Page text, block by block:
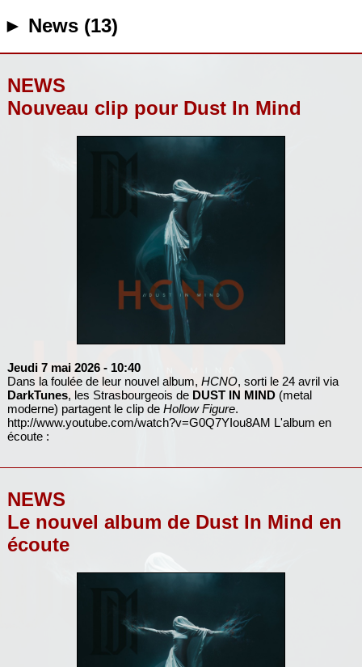
► News (13)
NEWS
Nouveau clip pour Dust In Mind
Jeudi 7 mai 2026 - 10:40
Dans la foulée de leur nouvel album, HCNO, sorti le 24 avril via
DarkTunes, les Strasbourgeois de DUST IN MIND(metal
moderne) partagent le clip de Hollow Figure.
http://www.youtube.com/watch?v=G0Q7YIou8AM L'album en
écoute :
NEWS
Le nouvel album de Dust In Mind en
écoute